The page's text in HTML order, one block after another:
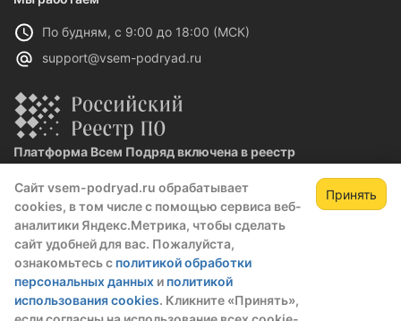
Сайт vsem-podryad.ru обрабатывает
cookies, в том числе с помощью сервиса веб-
аналитики Яндекс.Метрика, чтобы сделать
сайт удобней для вас. Пожалуйста,
ознакомьтесь с политикой обработки
персональных данных и политикой
использования cookies. Кликните «Принять»,
Принять
По будням, с 9:00 до 18:00 (МСК)
support@vsem-podryad.ru
Платформа Всем Подряд включена в реестр
Реестровая запись №32021 от 06.02.2026
Политика конфиденциальности
О компании